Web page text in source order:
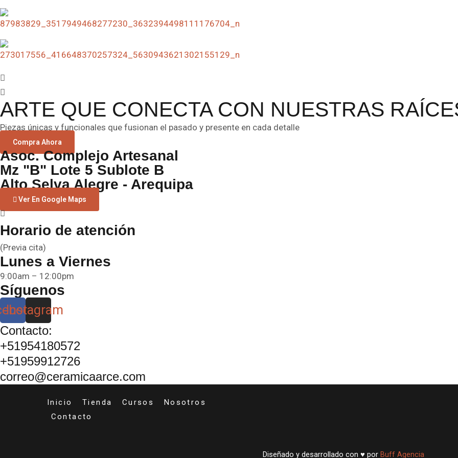
ARTE QUE CONECTA CON NUESTRAS
Piezas únicas y funcionales que fusionan el pasado y presente en cada detalle
Compra Ahora
Asoc. Complejo Artesanal
Mz "B" Lote 5 Sublote B
Alto Selva Alegre - Arequipa
Ver En Google Maps
Horario de atención
(Previa cita)
Lunes a Viernes
9:00am – 12:00pm
Síguenos
Instagram
Contacto:
+51954180572
+51959912726
correo@ceramicaarce.com
Inicio Tienda Cursos
Nosotros
Contacto
Diseñado y desarrollado con ♥ por Buff Agencia